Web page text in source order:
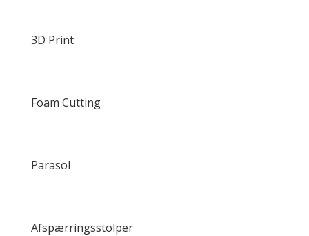
3D Print
Foam Cutting
Parasol
Afspærringsstolper